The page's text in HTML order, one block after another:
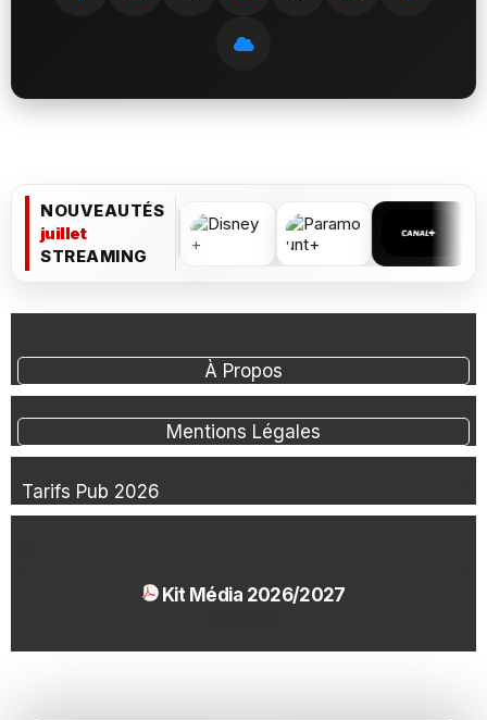
NOUVEAUTÉS
juillet
STREAMING
À Propos
Mentions Légales
Tarifs Pub 2026
Kit Média 2026/2027